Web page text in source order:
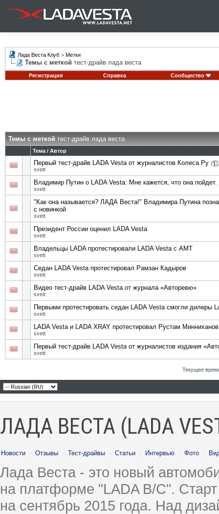
Лада Веста Клуб > Метки
Темы с меткой тест-драйв лада веста
Регистрация Справка Сообщество
Темы с меткойтест-драйв лада веста
Тема / Автор
Первый тест-драйв LADA Vesta от журналистов Колеса.Ру (
svett
Владимир Путин о LADA Vesta: Мне кажется, что она
svett
"Как она называется? ЛАДА Веста!" Владимира Путина
с новинкой
svett
Президент России оценил LADA Vesta
svett
Владельцы LADA протестировали LADA Vesta с АМТ
svett
Седан LADA Vesta протестировал Рамзан Кадыров
svett
Видео тест-драйв LADA Vesta от журнала «Авторевю»
svett
Первыми протестировать седан LADA Vesta смогли дилеры
svett
LADA Vesta и LADA XRAY протестировал Рустам Минниханов
svett
Первый тест-драйв LADA Vesta от журналистов издания
svett
Текущее
ЛАДА ВЕСТА (LADA
Новости · Отзывы · Тест-драйвы · Статьи · Интервью · Фото ·
Лада Веста - это новый
на платформе "LADA B/C".
на сентябрь 2015 года. Над